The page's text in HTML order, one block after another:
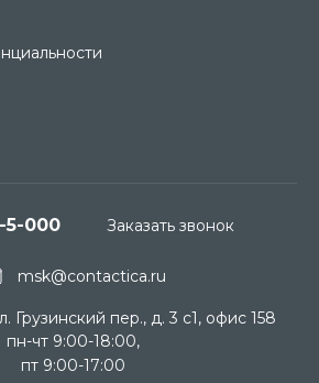
msk@contactica.ru
5-000
Грузинский пер., д. 3 c1, офис 158
пн-чт 9:00-18:00,
пт 9:00-17:00
Заказать звонок